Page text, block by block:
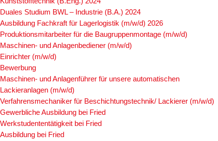
Duales Studium BWL – Industrie (B.A.) 2024
Ausbildung Fachkraft für Lagerlogistik (m/w/d) 2026
Produktionsmitarbeiter für die Baugruppenmontage (m/w/d)
Maschinen- und Anlagenbediener (m/w/d)
Einrichter (m/w/d)
Bewerbung
Maschinen- und Anlagenführer für unsere automatischen
Lackieranlagen (m/w/d)
Verfahrensmechaniker für Beschichtungstechnik/ Lackierer (m/w/d)
Gewerbliche Ausbildung bei Fried
Werkstudententätigkeit bei Fried
Ausbildung bei Fried